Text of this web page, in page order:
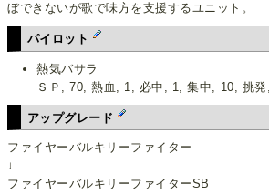
ぼできないが歌で味方を支援するユニット。
パイロット
熱気バサラ
ＳＰ, 70, 熱血, 1, 必中, 1, 集中, 10, 挑
アップグレード
ファイヤーバルキリーファイター
↓
ファイヤーバルキリーファイターSB